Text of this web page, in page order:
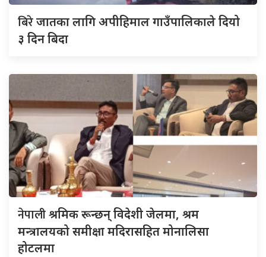
बिरेजातका लागि अपीहिमाल गाउँपालिकाले दियो
३ दिन बिदा
नेपालीश्रमिक रून्छन् विदेशी जेलमा, श्रम
मन्त्रालयको समीक्षा मदिरासहित मोनालिसा
होटलमा